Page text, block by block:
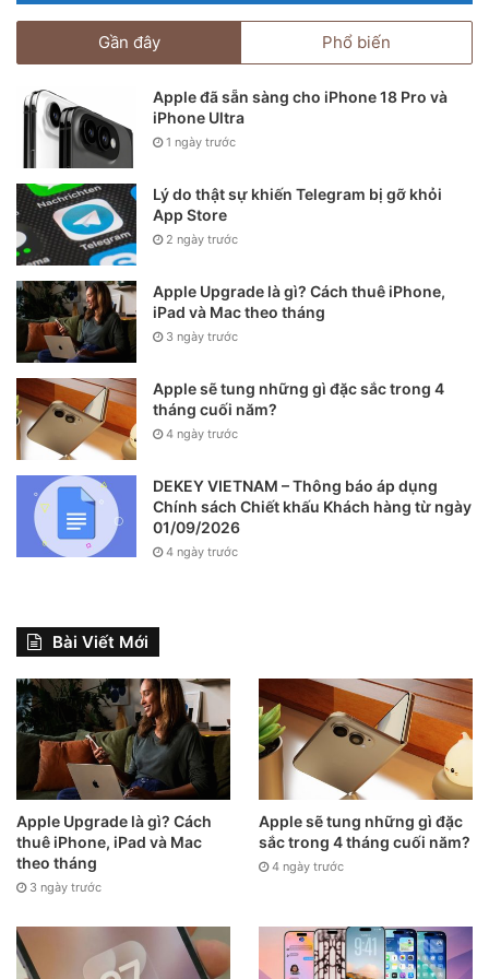
Sẽ khó có khả năng mọi hãng đều thống nhất để bỏ củ sạc
trong máy. Việc đưa ra quyết định đơn lẻ chẳng khác nào tự
bắn vào chân mình.
Tương lai trong đó mọi hãng Android đều học hỏi Apple có
thể là “thảm họa” với người dùng. Tuy nhiên, vì chính lợi ích
của những hãng smartphone Android, có thể tin rằng họ sẽ
không chọn làm điều đó.
Gần đây Phổ biến
Apple đã sẵn sàng cho iPhone 18 Pro và
iPhone Ultra
1 ngày trước
Lý do thật sự khiến Telegram bị gỡ khỏi
App Store
2 ngày trước
Apple Upgrade là gì? Cách thuê iPhone,
iPad và Mac theo tháng
3 ngày trước
Apple sẽ tung những gì đặc sắc trong 4
tháng cuối năm?
4 ngày trước
DEKEY VIETNAM – Thông báo áp dụng
Chính sách Chiết khấu Khách hàng từ ngày
01/09/2026
4 ngày trước
Bài Viết Mới
Apple Upgrade là gì? Cách
thuê iPhone, iPad và Mac
theo tháng
3 ngày trước
Apple sẽ tung những gì đặc
sắc trong 4 tháng cuối năm?
4 ngày trước